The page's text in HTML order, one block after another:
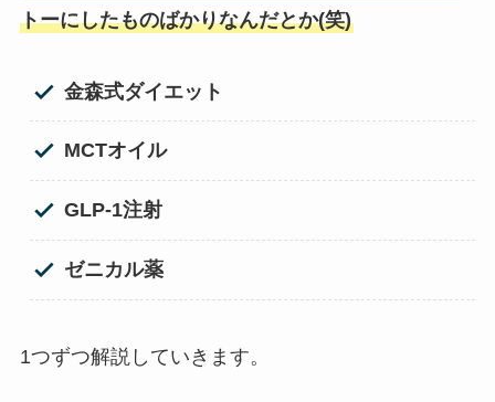
トーにしたものばかりなんだとか(笑)
金森式ダイエット
MCTオイル
GLP-1注射
ゼニカル薬
1つずつ解説していきます。